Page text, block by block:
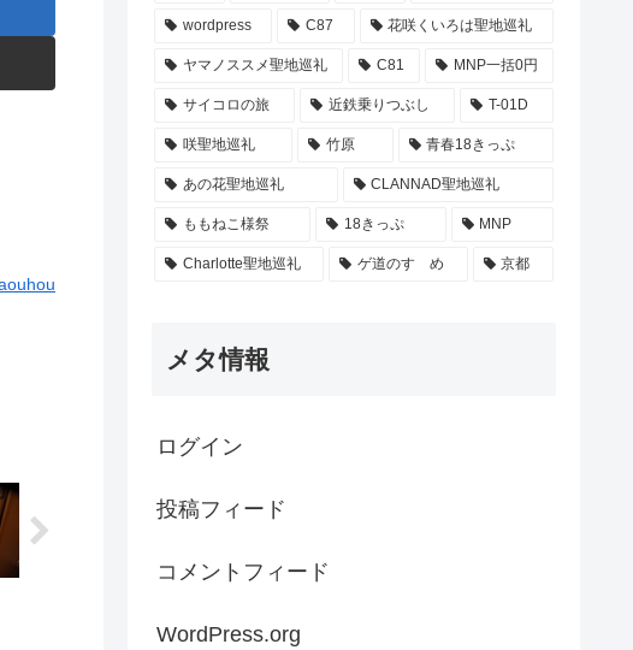
wordpress C87 花咲くいろは聖地巡礼
ヤマノススメ聖地巡礼 C81 MNP一括0円
サイコロの旅 近鉄乗りつぶし T-01D
咲聖地巡礼 竹原 青春18きっぷ
あの花聖地巡礼 CLANNAD聖地巡礼
ももねこ様祭 18きっぷ MNP
Charlotte聖地巡礼 ゲ道のすゝめ 京都
メタ情報
ログイン
投稿フィード
コメントフィード
WordPress.org